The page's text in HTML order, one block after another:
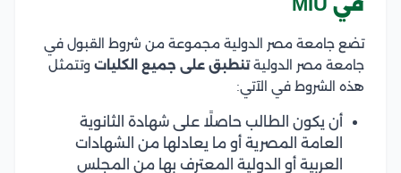
تضع جامعة مصر الدولية مجموعة من شروط القبول في
جامعة مصر الدوليةتنطبق على جميع الكليات وتتمثل
هذه الشروط في الآتي:
أن يكون الطالب حاصلًا على شهادة الثانوية
العامة المصرية أو ما يعادلها من الشهادات
العربية أو الدولية المعترف بها من المجلس